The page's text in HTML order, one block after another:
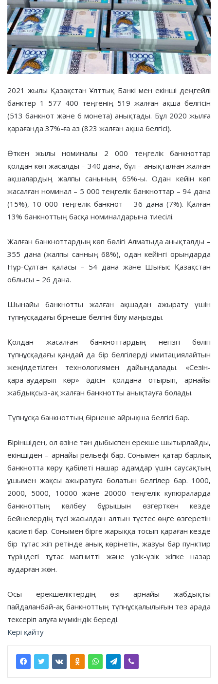
2021 жылы Қазақстан Ұлттық Банкі мен екінші деңгейлі
банктер 1 577 400 теңгенің 519 жалған ақша белгісін
(513 банкнот және 6 монета) анықтады. Бұл 2020 жылға
қарағанда 37%-ға аз (823 жалған ақша белгісі).
Өткен жылы номиналы 2 000 теңгелік банкноттар
қолдан көп жасалды – 340 дана, бұл – анықталған жалған
ақшалардың жалпы санының 65%-ы. Одан кейін көп
жасалған номинал – 5 000 теңгелік банкноттар – 94 дана
(15%), 10 000 теңгелік банкнот – 36 дана (7%). Қалған
13% банкноттың басқа номиналдарына тиесілі.
Жалған банкноттардың көп бөлігі Алматыда анықталды –
355 дана (жалпы санның 68%), одан кейінгі орындарда
Нұр-Сұлтан қаласы – 54 дана және Шығыс Қазақстан
облысы – 26 дана.
Шынайы банкнотты жалған ақшадан ажырату үшін
түпнұсқадағы бірнеше белгіні білу маңызды.
Қолдан жасалған банкноттардың негізгі бөлігі
түпнұсқадағы қандай да бір белгілерді имитациялайтын
жеңілдетілген технологиямен дайындалады. «Сезін-
қара-аударып көр» әдісін қолдана отырып, арнайы
жабдықсыз-ақ жалған банкнотты анықтауға болады.
Түпнұсқа банкноттың бірнеше айрықша белгісі бар.
Біріншіден, ол өзіне тән дыбыспен ерекше шытырлайды,
екіншіден – арнайы рельефі бар. Сонымен қатар барлық
банкнотта көру қабілеті нашар адамдар үшін саусақтың
ұшымен жақсы ажыратуға болатын белгілер бар. 1000,
2000, 5000, 10000 және 20000 теңгелік купюраларда
банкноттың көлбеу бұрышын өзгерткен кезде
бейнелердің түсі жасылдан алтын түстес өңге өзгеретін
қасиеті бар. Сонымен бірге жарыққа тосып қараған кезде
бір тұтас жіп ретінде анық көрінетін, жазуы бар пунктир
түріндегі тұтас магнитті және үзік-үзік жіпке назар
аударған жөн.
Осы ерекшеліктердің өзі арнайы жабдықты
пайдаланбай-ақ банкноттың түпнұсқалылығын тез арада
тексеріп алуға мүмкіндік береді.
Кері қайту